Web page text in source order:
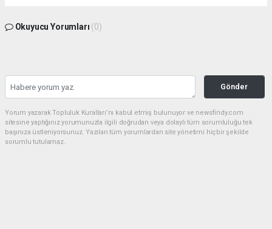
Okuyucu Yorumları (0)
Gönder
Yorum yazarak Topluluk Kuralları’nı kabul etmiş bulunuyor ve newsfindy.com
sitesine yaptığınız yorumunuzla ilgili doğrudan veya dolaylı tüm sorumluluğu tek
başınıza üstleniyorsunuz. Yazılan tüm yorumlardan site yönetimi hiçbir şekilde
sorumlu tutulamaz.